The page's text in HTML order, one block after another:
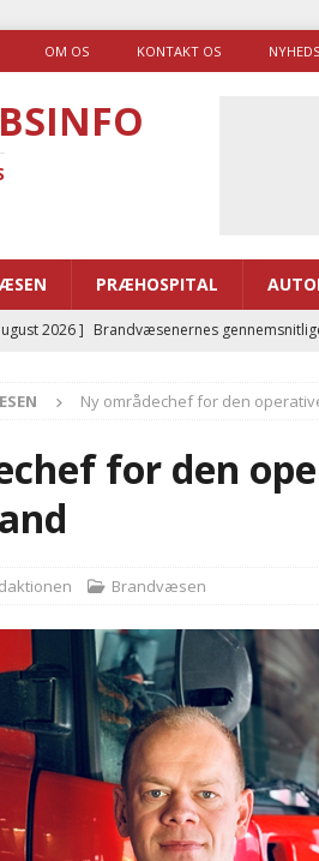
OM OS KONTAKT OS
PRÆHOSPITAL
2026 ] Brandvæsenernes
2026 ] Advarer: Udløb af
offentlige
PRÆHOSPITAL
Ny ambulance og el-
2026 ]
AUTOHJÆLP
Ny områdechef for den
for den
Brandvæsen